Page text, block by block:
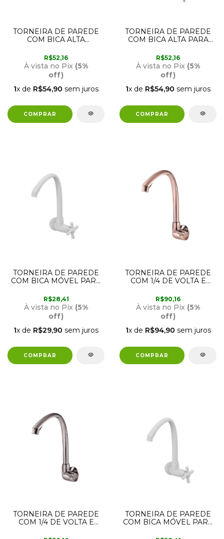
TORNEIRA DE PAREDE
COM BICA ALTA
PARA COZINHA
300000630 TIGRE
R$52,16
À vista no Pix (5%
off)
1x de R$54,90 sem juros
TORNEIRA DE PAREDE
COM BICA ALTA PARA
TIGRE
R$52,16
À vista no Pix (5%
off)
1x de R$54,90 sem juros
TORNEIRA DE PAREDE
COM BICA MÓVEL PARA
TIGRE
R$28,41
À vista no Pix (5%
off)
1x de R$29,90 sem juros
TORNEIRA DE PAREDE
COM 1/4 DE VOLTA E
COZINHA ROSÉ GOLD
LINEA 300005608 TIGRE
R$90,16
À vista no Pix (5%
off)
1x de R$94,90 sem juros
TORNEIRA DE PAREDE
COM 1/4 DE VOLTA E
TORNEIRA DE PAREDE
COM BICA MÓVEL PARA